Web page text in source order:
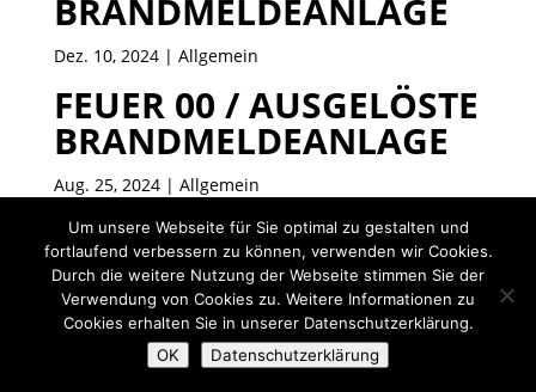
BRANDMELDEANLAGE
Dez. 10, 2024| Allgemein
FEUER 00 / AUSGELÖSTE
BRANDMELDEANLAGE
Aug. 25, 2024| Allgemein
« Ältere Einträge
Designed by exklusivMARKETING |
www.marketing.sh
Um unsere Webseite für Sie optimal zu gestalten und
fortlaufend verbessern zu können, verwenden wir Cookies.
Durch die weitere Nutzung der Webseite stimmen Sie der
Verwendung von Cookies zu. Weitere Informationen zu
Cookies erhalten Sie in unserer Datenschutzerklärung.
OK
Datenschutzerklärung